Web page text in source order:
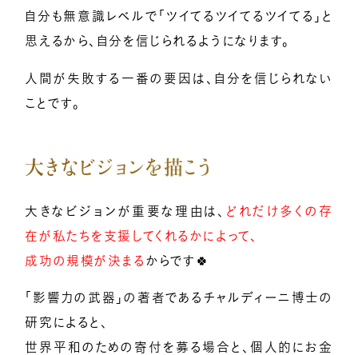
自分も無意識レベルで「ツイてるツイてるツイてる」と
思えるから、自分を信じられるようになります。
人間が失敗する一番の要因は、自分を信じられない
ことです。
大きなビジョンを描こう
大きなビジョンが重要な理由は、 どれだけ多くの存
在が私たちを支援してくれるかによって、
成功の規模が決まる からです🍀
「影響力の武器」の著者であるチャルディーニ博士の
研究によると、
世界平和のための寄付を募る場合と、個人的にお金